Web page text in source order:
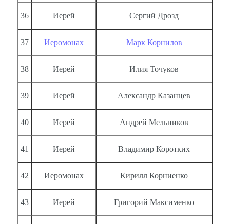
36 Иерей Сергий Дрозд
37 Иеромонах Марк Корнилов
38 Иерей Илия Точуков
39 Иерей Александр Казанцев
40 Иерей Андрей Мельников
41 Иерей Владимир Коротких
42 Иеромонах Кирилл Корниенко
43 Иерей Григорий Максименко